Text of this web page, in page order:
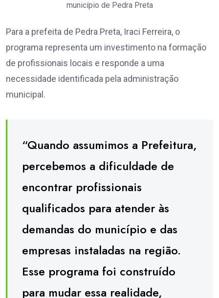
município de Pedra Preta
Para a prefeita de Pedra Preta, Iraci Ferreira, o
programa representa um investimento na formação
de profissionais locais e responde a uma
necessidade identificada pela administração
municipal.
“Quando assumimos a Prefeitura,
percebemos a dificuldade de
encontrar profissionais
qualificados para atender às
demandas do município e das
empresas instaladas na região.
Esse programa foi construído
para mudar essa realidade,